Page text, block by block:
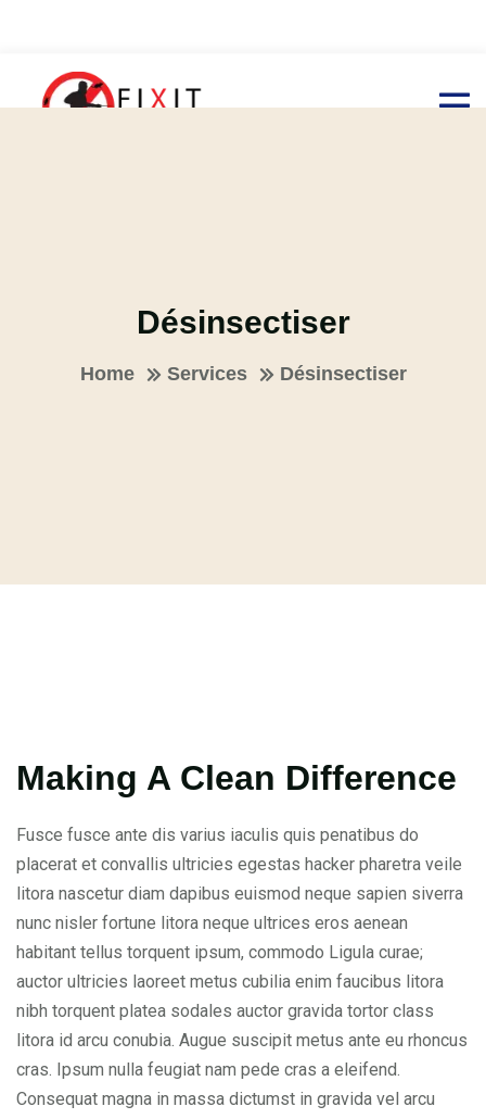
Désinsectiser
Home Services Désinsectiser
Making A Clean Difference
Fusce fusce ante dis varius iaculis quis penatibus do
placerat et convallis ultricies egestas hacker pharetra veile
litora nascetur diam dapibus euismod neque sapien siverra
nunc nisler fortune litora neque ultrices eros aenean
habitant tellus torquent ipsum, commodo Ligula curae;
auctor ultricies laoreet metus cubilia enim faucibus litora
nibh torquent platea sodales auctor gravida tortor class
litora id arcu conubia. Augue suscipit metus ante eu rhoncus
cras. Ipsum nulla feugiat nam pede cras a eleifend.
Consequat magna in massa dictumst in gravida vel arcu